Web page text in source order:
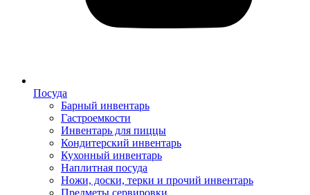
Посуда
Барный инвентарь
Гастроемкости
Инвентарь для пиццы
Кондитерский инвентарь
Кухонный инвентарь
Наплитная посуда
Ножи, доски, терки и прочий инвентарь
Предметы сервировки